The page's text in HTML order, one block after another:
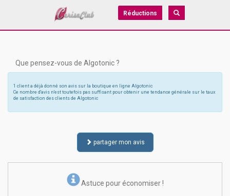
Réductions
Que pensez-vous de Algotonic ?
1 client a déjà donné son avis sur la boutique en ligne Algotonic
Ce nombre d'avis n'est toutefois pas suffisant pour obtenir une tendance générale sur le taux
de satisfaction des clients de Algotonic
partager mon avis
Astuce pour économiser !